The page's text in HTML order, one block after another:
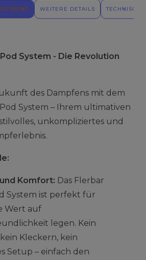
WEITERE DETAILS
System - Die Revolution
des Dampfens mit dem
System – Ihrem ultimativen
unkompliziertes und
Komfort: Das Flerbar
System ist perfekt für
Wert auf
legen. Kein
Kleckern, kein
Setup – einfach den